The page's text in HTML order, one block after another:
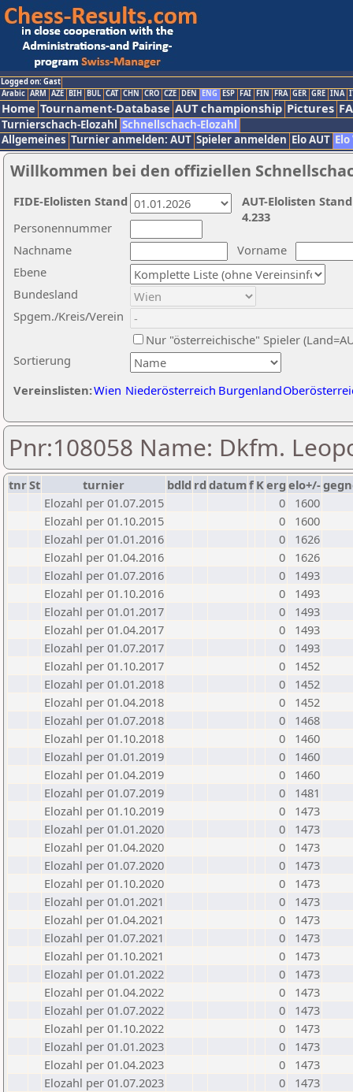
Logged on: Gast
Arabic ARM AZE BIH BUL CAT CHN CRO CZE DEN ENG ESP FAI FIN FRA GER GRE INA
Home Tournament-Database AUT championship Pictures
Turnierschach-Elozahl Schnellschach-Elozahl
Allgemeines Turnier anmelden: AUT Spieler anmelden Elo AUT
Willkommen bei den offiziellen
Nachname
Vorname
Ebene
Sortierung
Personennummer
Bundesland
Spgem./Kreis/Verein
Nur "österreichische" Spieler
Vereinslisten:Wien Niederösterreich Burgenland
AUT-Elolisten
4.233
FIDE-Elolisten Stand
Pnr:108058 Name: Dkfm.
tnrSt turnier bdld rd datumf Kerg elo+/-
Elozahl per 01.07.2015
0
1600
Elozahl per 01.10.2015
0
1600
Elozahl per 01.01.2016
0
1626
Elozahl per 01.04.2016
0
1626
Elozahl per 01.07.2016
0
1493
Elozahl per 01.10.2016
0
1493
Elozahl per 01.01.2017
0
1493
Elozahl per 01.04.2017
0
1493
Elozahl per 01.07.2017
0
1493
Elozahl per 01.10.2017
0
1452
Elozahl per 01.01.2018
0
1452
Elozahl per 01.04.2018
0
1452
Elozahl per 01.07.2018
0
1468
Elozahl per 01.10.2018
0
1460
Elozahl per 01.01.2019
0
1460
Elozahl per 01.04.2019
0
1460
Elozahl per 01.07.2019
0
1481
Elozahl per 01.10.2019
0
1473
Elozahl per 01.01.2020
0
1473
Elozahl per 01.04.2020
0
1473
Elozahl per 01.07.2020
0
1473
Elozahl per 01.10.2020
0
1473
Elozahl per 01.01.2021
0
1473
Elozahl per 01.04.2021
0
1473
Elozahl per 01.07.2021
0
1473
Elozahl per 01.10.2021
0
1473
Elozahl per 01.01.2022
0
1473
Elozahl per 01.04.2022
0
1473
Elozahl per 01.07.2022
0
1473
Elozahl per 01.10.2022
0
1473
Elozahl per 01.01.2023
0
1473
Elozahl per 01.04.2023
0
1473
Elozahl per 01.07.2023
0
1473